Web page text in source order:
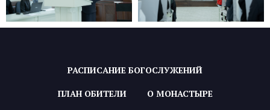
РАСПИСАНИЕ БОГОСЛУЖЕНИЙ
ПЛАН ОБИТЕЛИ О МОНАСТЫРЕ